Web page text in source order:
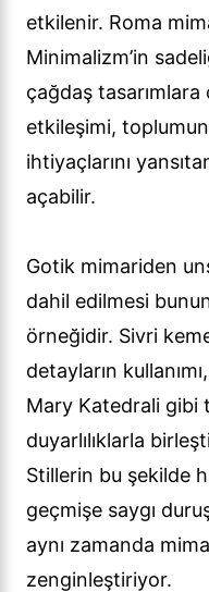
etkilenir. Roma
Minimalizm’in
çağdaş tasarımlara
etkileşimi,
ihtiyaçlarını
açabilir.
Gotik mimariden
dahil edilmesi
örneğidir. Sivri
detayların
Mary Katedrali gibi
duyarlılıklarla
Stillerin bu şekilde
geçmişe saygı
aynı zamanda
zenginleştiriyor.